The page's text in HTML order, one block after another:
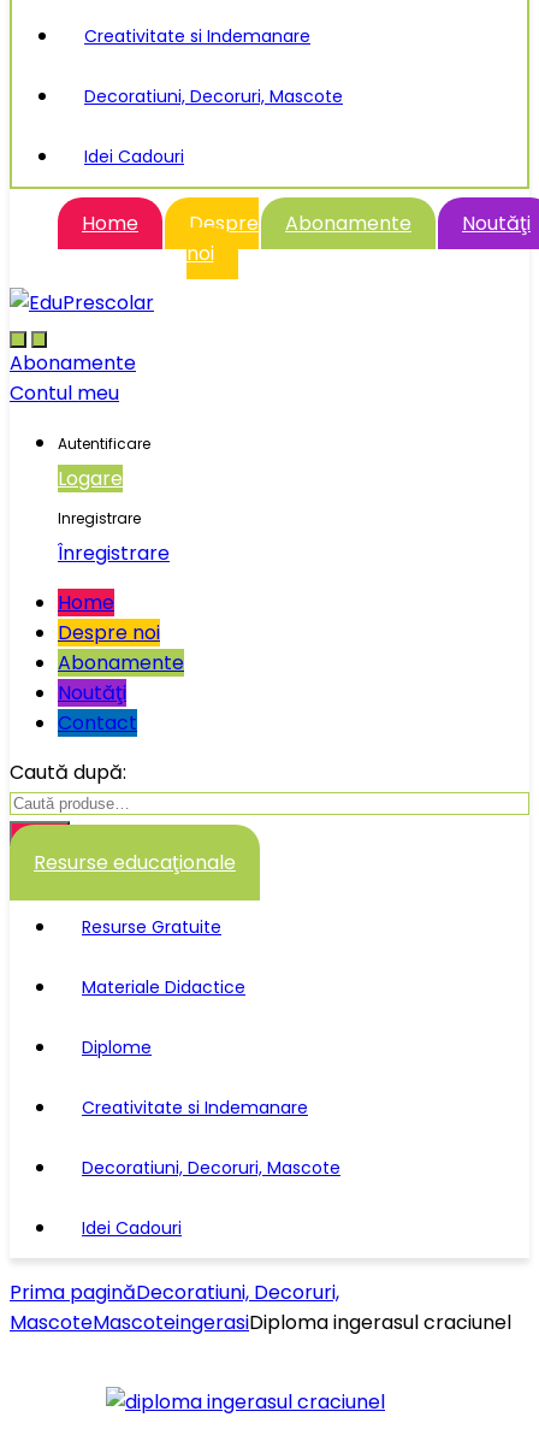
Creativitate si Indemanare
Decoratiuni, Decoruri, Mascote
Idei Cadouri
Home
Despre
noi
Abonamente Noutăţi
Abonamente
Contul meu
Autentificare
Logare
Inregistrare
Înregistrare
Home
Despre noi
Abonamente
Noutăţi
Contact
Caută după:
Caută
Resurse educaţionale
Resurse Gratuite
Materiale Didactice
Diplome
Creativitate si Indemanare
Decoratiuni, Decoruri, Mascote
Idei Cadouri
Prima paginăDecoratiuni, Decoruri,
MascoteMascoteingerasiDiploma ingerasul craciunel